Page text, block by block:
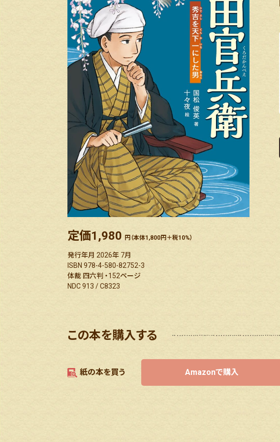
定価1,980 円（本体1,800円＋税10%）
発行年月 2026年 7月
ISBN 978-4-580-82752-3
体裁 四六判 ・152ページ
NDC 913 / C8323
この本を購入する
紙の本を買う Amazonで購入